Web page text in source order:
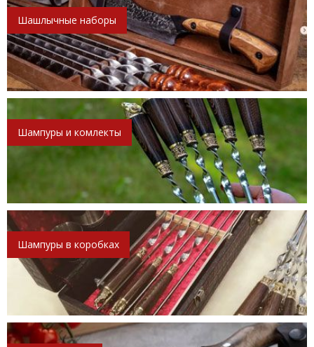
Шашлычные наборы
Шампуры и комлекты
Шампуры в коробках